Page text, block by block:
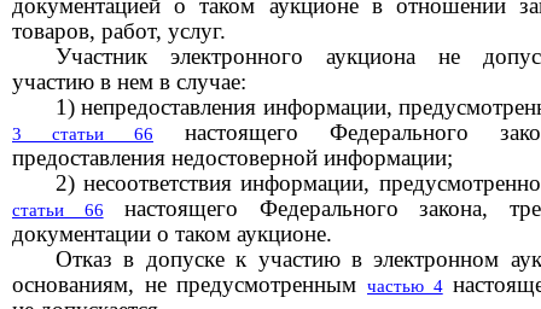
документацией о таком аукционе в отношении
товаров, работ, услуг.
Участник электронного аукциона не
участию в нем в случае:
1) непредоставления информации,
3 статьи 66
настоящего Федерального
предоставления недостоверной информации;
2) несоответствия информации,
статьи 66
настоящего Федерального закона,
документации о таком аукционе.
Отказ в допуске к участию в электронном
основаниям, непредусмотреннымчастью 4